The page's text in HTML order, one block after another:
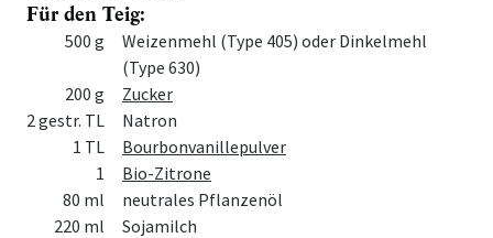
Für den Teig:
MengeZutat
500 g
Weizenmehl (Type 405) oder Dinkelmehl
(Type 630)
200 g
Zucker
2 gestr. TL
Natron
1 TL
Bourbonvanillepulver
1
Bio-Zitrone
80 ml
neutrales Pflanzenöl
220 ml
Sojamilch